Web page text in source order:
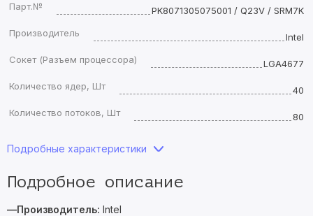
Парт.№
PK8071305075001 / Q23V / SRM7K
Производитель
Intel
Сокет (Разъем процессора)
LGA4677
Количество ядер, Шт
40
Количество потоков, Шт
80
Подробные характеристики
Подробное описание
—Производитель: Intel